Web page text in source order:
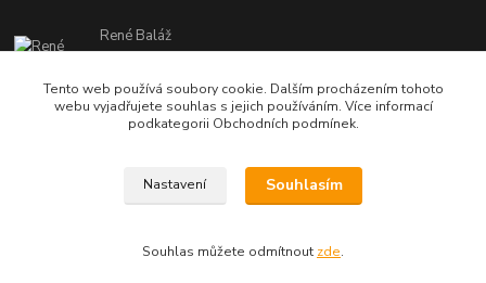
René Baláž
Eshop: +421 902 212 007
od 8:00 - do 16:00 hod
info@ikotliky.cz
Copyright © 2014-2020 IKOTLIKY.CZ, všetky práva vyhradené..
Tento web používá soubory cookie. Dalším procházením tohoto
webu vyjadřujete souhlas s jejich používáním. Více informací
podkategorii Obchodních podmínek.
Nastavení Souhlasím
Souhlas můžete odmítnout zde.